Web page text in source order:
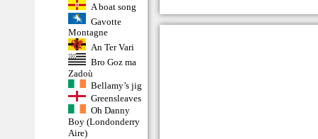
A boat song
Gavotte
Montagne
An Ter Vari
Bro Goz ma
Zadoù
Bellamy’s jig
Greensleaves
Oh Danny
Boy (Londonderry
Aire)